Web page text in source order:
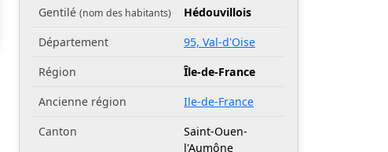
Gentilé (nom des habitants)
Hédouvillois
Département
95, Val-d'Oise
Région
Île-de-France
Ancienne région
Ile-de-France
Canton
Saint-Ouen-
l'Aumône